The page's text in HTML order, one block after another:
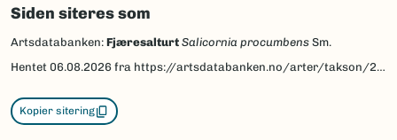
map.
Siden siteres som
Artsdatabanken: Fjæresalturt Salicornia procumbens Sm.
Hentet 06.08.2026 fra https://artsdatabanken.no/arter/takson/209288
Kopier sitering